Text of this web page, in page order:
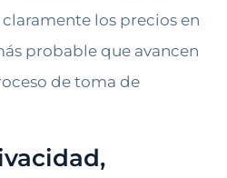
los precios en
probable que avancen
de toma de